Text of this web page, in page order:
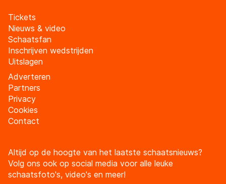
Tickets
Nieuws & video
Schaatsfan
Inschrijven wedstrijden
Uitslagen
Adverteren
Partners
Privacy
Cookies
Contact
Altijd op de hoogte van het laatste schaatsnieuws?
Volg ons ook op social media voor alle leuke
schaatsfoto's, video's en meer!